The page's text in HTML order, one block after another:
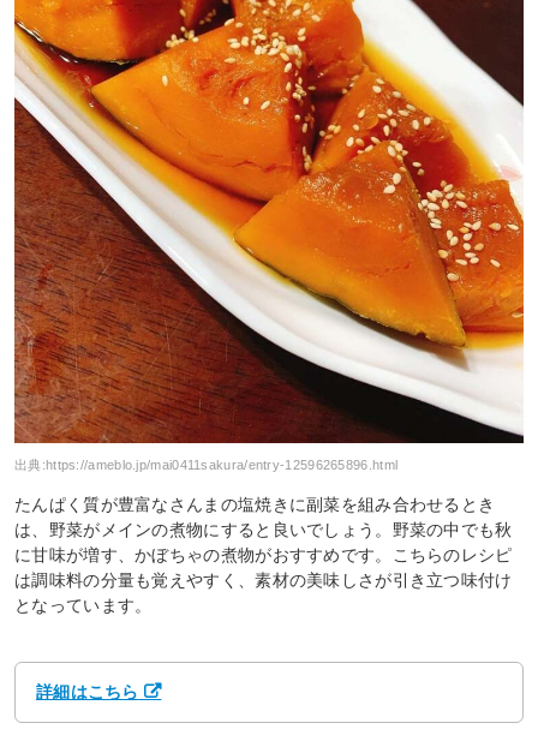
出典:https://ameblo.jp/mai0411sakura/entry-12596265896.html
たんぱく質が豊富なさんまの塩焼きに副菜を組み合わせるとき
は、野菜がメインの煮物にすると良いでしょう。野菜の中でも秋
に甘味が増す、かぼちゃの煮物がおすすめです。こちらのレシピ
は調味料の分量も覚えやすく、素材の美味しさが引き立つ味付け
となっています。
詳細はこちら